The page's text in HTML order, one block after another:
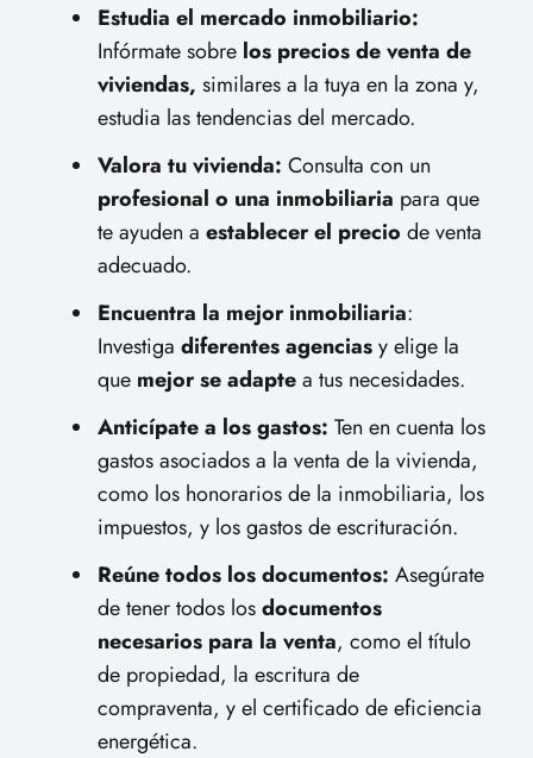
Estudia el mercado inmobiliario:
Infórmate sobre los precios de venta de
viviendas, similares a la tuya en la zona y,
estudia las tendencias del mercado.
Valora tu vivienda: Consulta con un
profesional o una inmobiliaria para que
te ayuden a establecer el precio de venta
adecuado.
Encuentra la mejor inmobiliaria:
Investiga diferentes agenciasy elige la
que mejor se adaptea tus necesidades.
Anticípate a los gastos: Ten en cuenta los
gastos asociados a la venta de la vivienda,
como los honorarios de la inmobiliaria, los
impuestos, y los gastos de escrituración.
Reúne todos los documentos: Asegúrate
de tener todos losdocumentos
necesarios para la venta, como el título
de propiedad, la escritura de
compraventa, y el certificado de eficiencia
energética.